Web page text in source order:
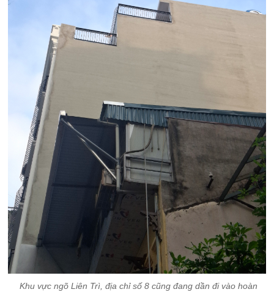
Khu vực ngõ Liên Trì, địa chỉ số 8 cũng đang dần đi vào hoàn